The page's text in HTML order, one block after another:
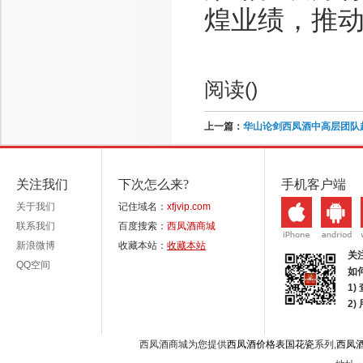
煌业绩，推
阅读()
上一篇： 华山论剑西凤酒中高层团
关注我们
关于我们
联系我们
新浪微博
QQ空间
下次怎么来?
记住域名： xfjvip.com
百度搜索： 西凤酒商城
收藏本站： 收藏本站
手机客户端
关
如
1)
2)
西凤酒商城为您提供西凤酒价格表国花瓷系列,西凤